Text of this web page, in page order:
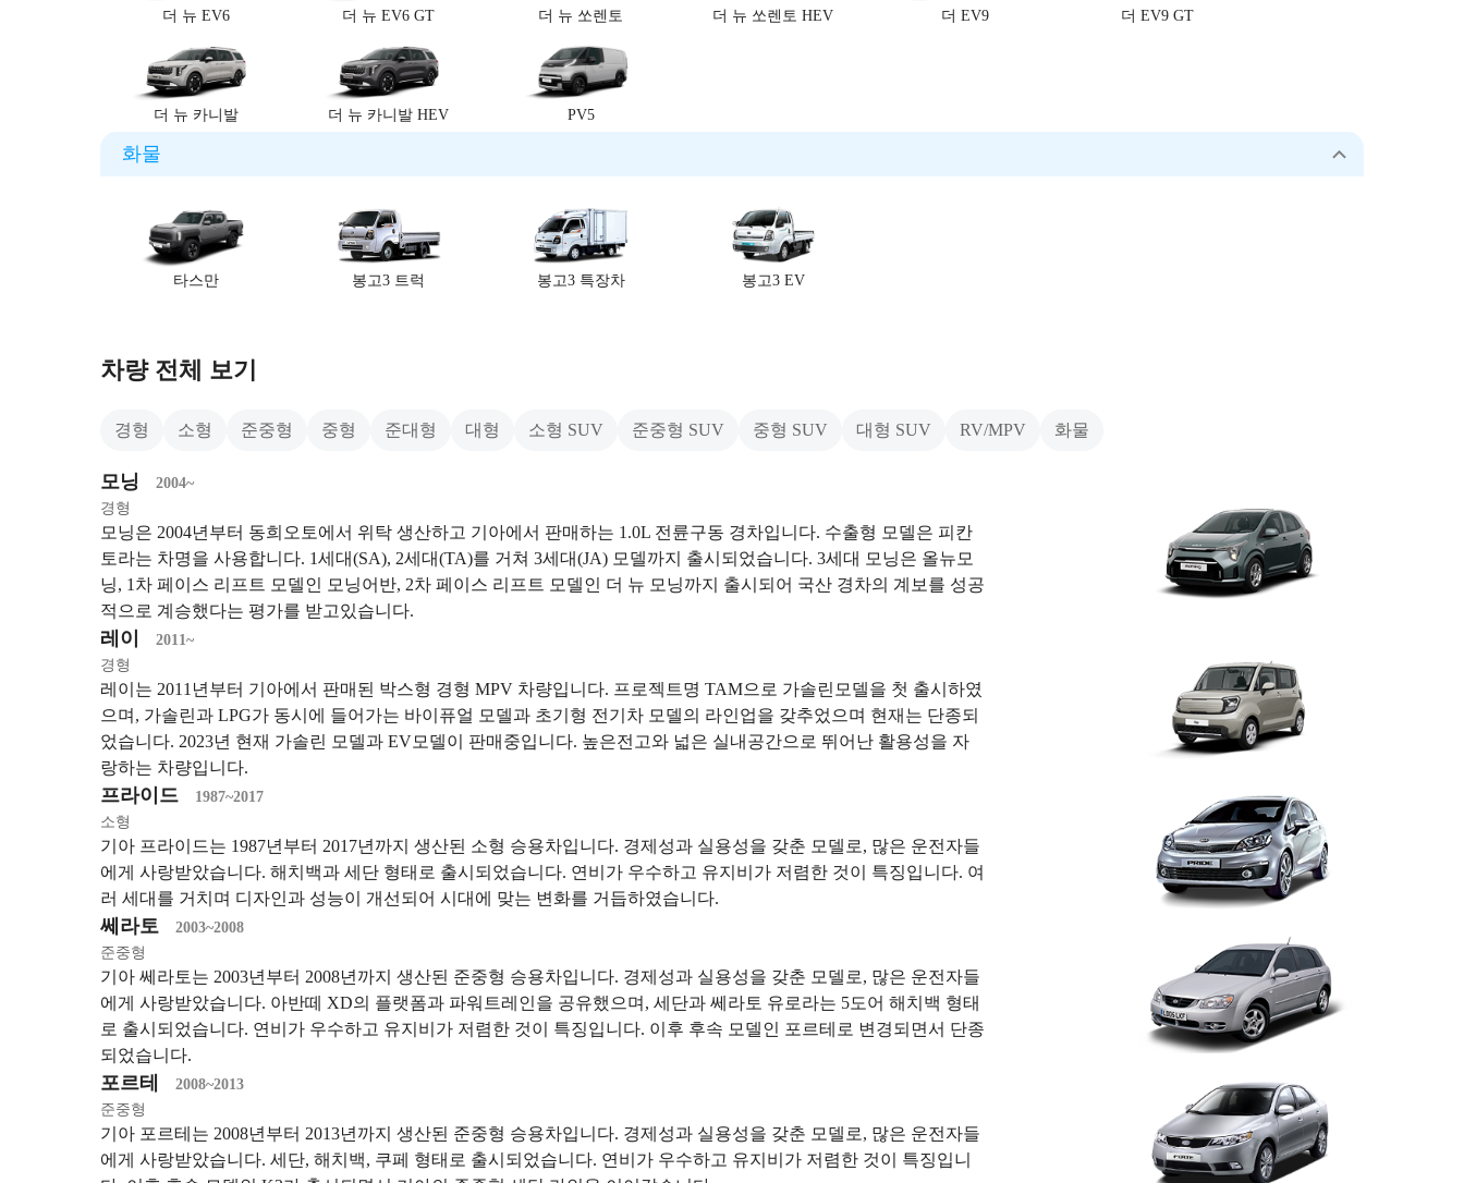
더 뉴 EV6 더 뉴 EV6 GT 더 뉴 쏘렌토 더 뉴 쏘렌토 HEV 더 EV9 더 EV9 GT
더 뉴 카니발 더 뉴 카니발 HEV PV5
화물
타스만 봉고3 트럭 봉고3 특장차 봉고3 EV
차량 전체 보기
경형 소형 준중형 중형 준대형 대형 소형 SUV 준중형 SUV 중형 SUV 대형 SUV RV/MPV 화물
모닝
2004~
경형
모닝은 2004년부터 동희오토에서 위탁 생산하고 기아에서 판매하는 1.0L 전륜구동 경차입니다. 수출형 모델은 피칸
토라는 차명을 사용합니다. 1세대(SA), 2세대(TA)를 거쳐 3세대(JA) 모델까지 출시되었습니다. 3세대 모닝은 올뉴모
닝, 1차 페이스 리프트 모델인 모닝어반, 2차 페이스 리프트 모델인 더 뉴 모닝까지 출시되어 국산 경차의 계보를 성공
적으로 계승했다는 평가를 받고있습니다.
레이
2011~
경형
레이는 2011년부터 기아에서 판매된 박스형 경형 MPV 차량입니다. 프로젝트명 TAM으로 가솔린모델을 첫 출시하였
으며, 가솔린과 LPG가 동시에 들어가는 바이퓨얼 모델과 초기형 전기차 모델의 라인업을 갖추었으며 현재는 단종되
었습니다. 2023년 현재 가솔린 모델과 EV모델이 판매중입니다. 높은전고와 넓은 실내공간으로 뛰어난 활용성을 자
랑하는 차량입니다.
프라이드
1987~2017
소형
기아 프라이드는 1987년부터 2017년까지 생산된 소형 승용차입니다. 경제성과 실용성을 갖춘 모델로, 많은 운전자들
에게 사랑받았습니다. 해치백과 세단 형태로 출시되었습니다. 연비가 우수하고 유지비가 저렴한 것이 특징입니다. 여
러 세대를 거치며 디자인과 성능이 개선되어 시대에 맞는 변화를 거듭하였습니다.
쎄라토
2003~2008
준중형
기아 쎄라토는 2003년부터 2008년까지 생산된 준중형 승용차입니다. 경제성과 실용성을 갖춘 모델로, 많은 운전자들
에게 사랑받았습니다. 아반떼 XD의 플랫폼과 파워트레인을 공유했으며, 세단과 쎄라토 유로라는 5도어 해치백 형태
로 출시되었습니다. 연비가 우수하고 유지비가 저렴한 것이 특징입니다. 이후 후속 모델인 포르테로 변경되면서 단종
되었습니다.
포르테
2008~2013
준중형
기아 포르테는 2008년부터 2013년까지 생산된 준중형 승용차입니다. 경제성과 실용성을 갖춘 모델로, 많은 운전자들
에게 사랑받았습니다. 세단, 해치백, 쿠페 형태로 출시되었습니다. 연비가 우수하고 유지비가 저렴한 것이 특징입니